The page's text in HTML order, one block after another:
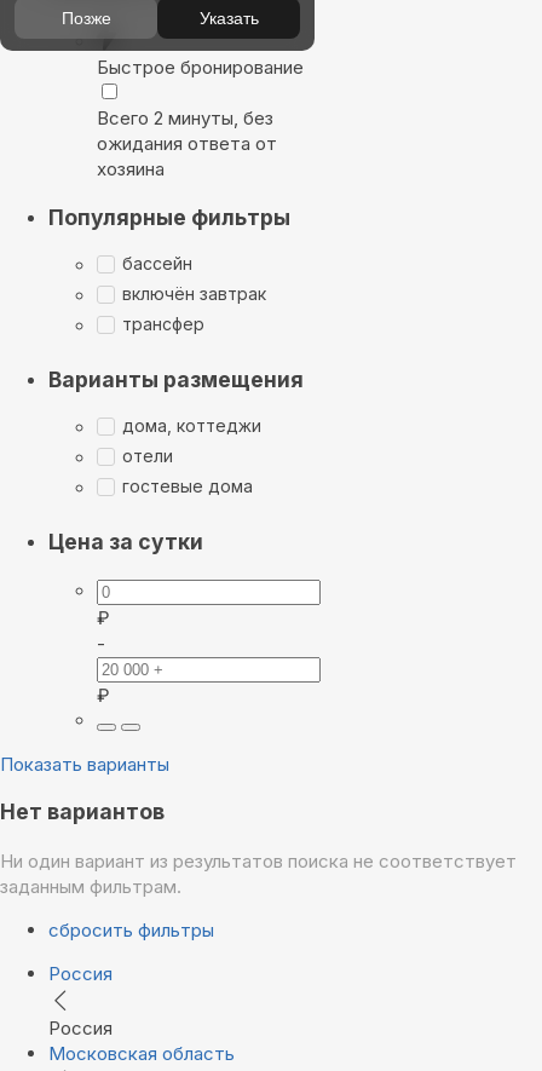
Быстрое бронирование
Всего 2 минуты, без
ожидания ответа от
хозяина
Популярные фильтры
бассейн
включён завтрак
трансфер
Варианты размещения
дома, коттеджи
отели
гостевые дома
Цена за сутки
₽
-
₽
Показать варианты
Нет вариантов
Ни один вариант из результатов поиска не соответствует
заданным фильтрам.
сбросить фильтры
Россия
Россия
Московская область
Позже Указать